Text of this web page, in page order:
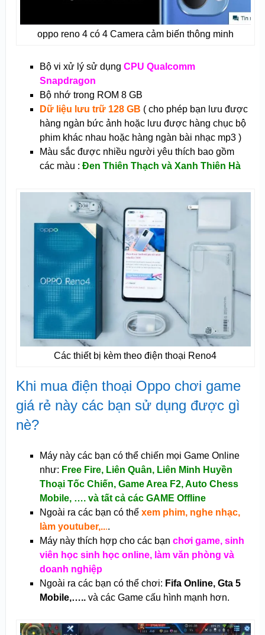
oppo reno 4 có 4 Camera cảm biến thông minh
Bộ vi xử lý sử dụng CPU Qualcomm
Snapdragon
Bộ nhớ trong ROM 8 GB
Dữ liệu lưu trữ 128 GB ( cho phép bạn lưu được
hàng ngàn bức ảnh hoặc lưu được hàng chục bộ
phim khác nhau hoặc hàng ngàn bài nhạc mp3 )
Màu sắc được nhiều người yêu thích bao gồm
các màu : Đen Thiên Thạch và Xanh Thiên Hà
Các thiết bị kèm theo điện thoại Reno4
Khi mua điện thoại Oppo chơi game
giá rẻ này các bạn sử dụng được gì
nè?
Máy này các bạn có thể chiến mọi Game Online
như: Free Fire, Liên Quân, Liên Minh Huyền
Thoại Tốc Chiến, Game Area F2, Auto Chess
Mobile, …. và tất cả các GAME Offline
Ngoài ra các bạn có thể xem phim, nghe nhạc,
làm youtuber,....
Máy này thích hợp cho các bạn chơi game, sinh
viên học sinh học online, làm văn phòng và
doanh nghiệp
Ngoài ra các bạn có thể chơi: Fifa Online, Gta 5
Mobile,…..và các Game cấu hình mạnh hơn.